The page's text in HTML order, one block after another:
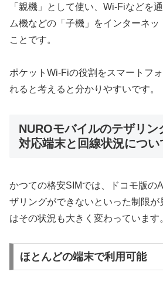
「親機」として使い、Wi-Fiなどを
ム機などの「子機」をインターネ
ことです。
ポケットWi-Fiの役割をスマートフ
れると考えると分かりやすいです。
NUROモバイルのテザリン
対応端末と回線状況につい
かつての格安SIMでは、ドコモ版の
ザリングができないといった制限が
はその状況も大きく変わっています
ほとんどの端末で利用可能